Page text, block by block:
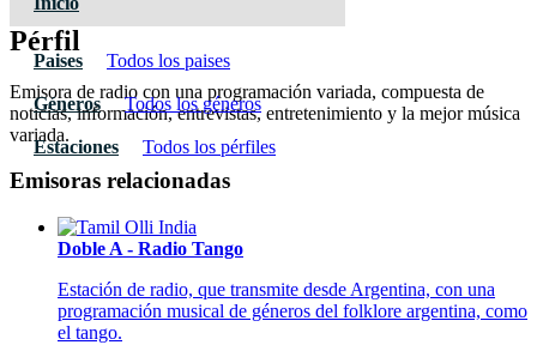
Paises Todos los paises
Géneros Todos los géneros
Estaciones Todos los pérfiles
Pérfil
Emisora de radio con una programación variada, compuesta de
noticias, información, entrevistas, entretenimiento y la mejor música
variada.
Emisoras relacionadas
Doble A - Radio Tango
Estación de radio, que transmite desde Argentina, con una
programación musical de géneros del folklore argentina, como
el tango.